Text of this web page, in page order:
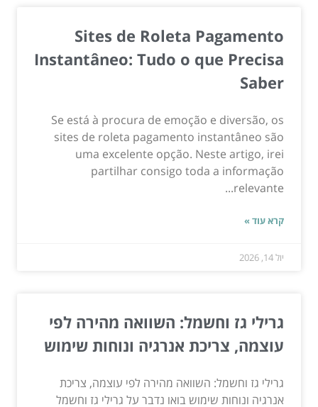
Sites de Roleta Pagamento
Instantâneo: Tudo o que Precisa
Saber
Se está à procura de emoção e diversão, os
sites de roleta pagamento instantâneo são
uma excelente opção. Neste artigo, irei
partilhar consigo toda a informação
relevante...
קרא עוד »
יול 14, 2026
גרילי גז וחשמל: השוואה מהירה לפי
עוצמה, צריכת אנרגיה ונוחות שימוש
גרילי גז וחשמל: השוואה מהירה לפי עוצמה, צריכת
אנרגיה ונוחות שימוש בואו נדבר על גרילי גז וחשמל